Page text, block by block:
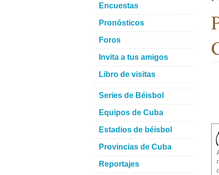
Encuestas
Pronósticos
Foros
Invita a tus amigos
Libro de visitas
Series de Béisbol
Equipos de Cuba
Estadios de béisbol
Provincias de Cuba
Reportajes